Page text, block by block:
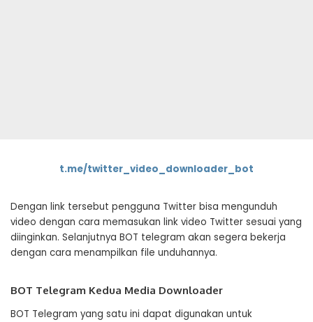
t.me/twitter_video_downloader_bot
Dengan link tersebut pengguna Twitter bisa mengunduh
video dengan cara memasukan link video Twitter sesuai yang
diinginkan. Selanjutnya BOT telegram akan segera bekerja
dengan cara menampilkan file unduhannya.
BOT Telegram Kedua Media Downloader
BOT Telegram yang satu ini dapat digunakan untuk